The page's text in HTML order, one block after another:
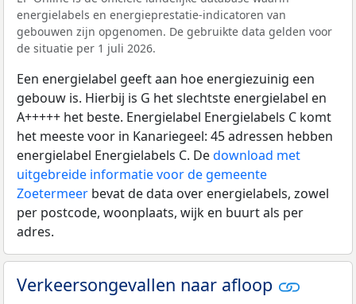
energielabels en energieprestatie-indicatoren van
gebouwen zijn opgenomen. De gebruikte data gelden voor
de situatie per 1 juli 2026.
Een energielabel geeft aan hoe energiezuinig een
gebouw is. Hierbij is G het slechtste energielabel en
A+++++ het beste. Energielabel Energielabels C komt
het meeste voor in Kanariegeel: 45 adressen hebben
energielabel Energielabels C. Dedownload met
uitgebreide informatie voor de gemeente
Zoetermeer bevat de data over energielabels, zowel
per postcode, woonplaats, wijk en buurt als per
adres.
Verkeersongevallen naar afloop